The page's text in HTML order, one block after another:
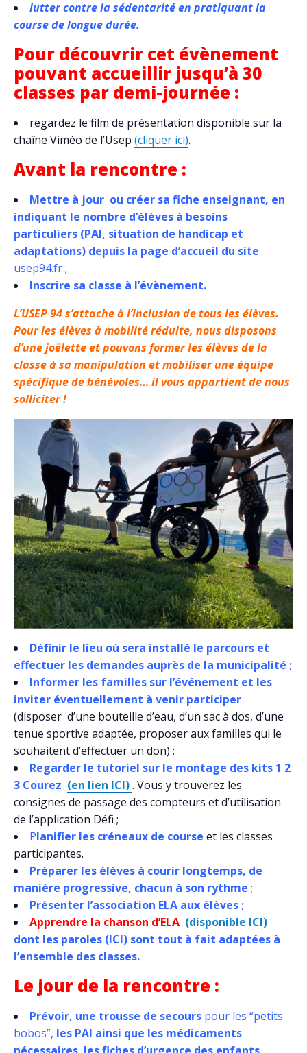
lutter contre la sédentarité en pratiquant la
course de longue durée.
Pour découvrir cet évènement
pouvant accueillir jusqu’à 30
classes par demi-journée :
regardez le film de présentation disponible sur la
chaîne Viméo de l’Usep (cliquer ici).
Avant la rencontre :
Mettre à jour ou créer sa fiche enseignant, en
indiquant le nombre d’élèves à besoins
particuliers (PAI, situation de handicap et
adaptations) depuis la page d’accueil du site
usep94.fr ;
Inscrire sa classe à l’évènement.
L’USEP 94 s’attache à l’inclusion de tous les élèves.
Pour les élèves à mobilité réduite, nous disposons
d’une joëlette et pouvons former les élèves de la
classe à sa manipulation et mobiliser une équipe
spécifique de bénévoles… il vous appartient de nous
solliciter !
Définir le lieu où sera installé le parcours et
effectuer les demandes auprès de la municipalité ;
Informer les familles sur l’événement et les
inviter éventuellement à venir participer
(disposer d’une bouteille d’eau, d’un sac à dos, d’une
tenue sportive adaptée, proposer aux familles qui le
souhaitent d’effectuer un don) ;
Regarder le tutoriel sur le montage des kits 1 2
3 Courez (en lien ICI). Vous y trouverez les
consignes de passage des compteurs et d’utilisation
de l’application Défi ;
Planifier les créneaux de course et les classes
participantes.
Préparer les élèves à courir longtemps, de
manière progressive, chacun à son rythme ;
Présenter l’association ELA aux élèves ;
Apprendre la chanson d’ELA (disponible ICI)
dont les paroles (ICI) sont tout à fait adaptées à
l’ensemble des classes.
Le jour de la rencontre :
Prévoir, une trousse de secours pour les “petits
bobos”, les PAI ainsi que les médicaments